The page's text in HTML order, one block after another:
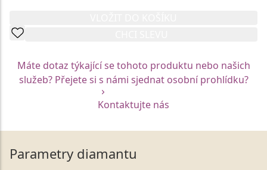
Máte dotaz týkající se tohoto produktu nebo našich
služeb? Přejete si s námi sjednat osobní prohlídku?
Kontaktujte nás
Parametry diamantu